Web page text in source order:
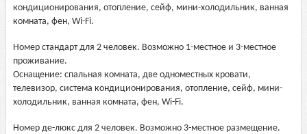
кондиционирования, отопление, сейф, мини-холодильник, ванная
комната, фен, Wi-Fi.
Номер стандарт для 2 человек. Возможно 1-местное и 3-местное
проживание.
Оснащение: спальная комната, две одноместных кровати,
телевизор, система кондиционирования, отопление, сейф, мини-
холодильник, ванная комната, фен, Wi-Fi.
Номер де-люкс для 2 человек. Возможно 3-местное размещение.